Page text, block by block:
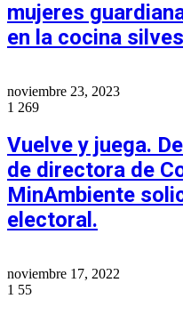
mujeres
en la cocina
noviembre 23, 2023
1 269
Vuelve y juega.
de directora de
MinAmbiente
electoral.
noviembre 17, 2022
1 55